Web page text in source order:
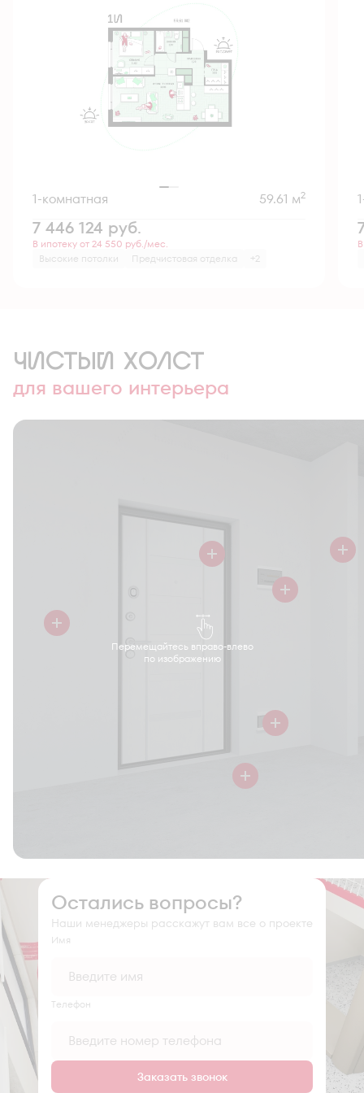
1-комнатная 59.61 м2
7 446 124 руб.
В ипотеку от 24 550 руб./мес.
Высокие потолки
Предчистовая отделка +2
ЧИСТЫЙ ХОЛСТ
для вашего интерьера
Перемещайтесь вправо-влево
по изображению
Остались вопросы?
Наши менеджеры расскажут вам все о проекте
Имя
Tелефон
Заказать звонок